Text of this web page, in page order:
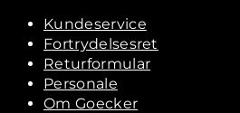
Kundeservice
Fortrydelsesret
Returformular
Personale
Om Goecker